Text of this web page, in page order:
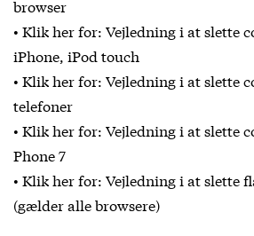
browser
• Klik her for: Vejledning i at slette
iPhone, iPod touch
• Klik her for: Vejledning i at slette
telefoner
• Klik her for: Vejledning i at slette
Phone 7
• Klik her for: Vejledning i at slette
(gælder alle browsere)